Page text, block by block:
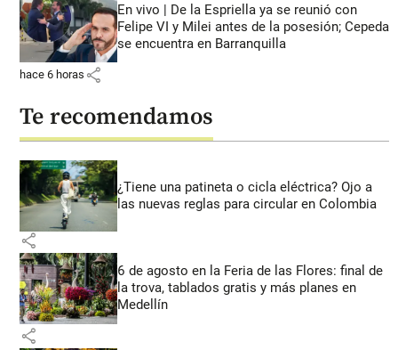
En vivo | De la Espriella ya se reunió con
Felipe VI y Milei antes de la posesión; Cepeda
se encuentra en Barranquilla
hace 6 horas share
Te recomendamos
¿Tiene una patineta o cicla eléctrica? Ojo a
las nuevas reglas para circular en Colombia
share
6 de agosto en la Feria de las Flores: final de
la trova, tablados gratis y más planes en
Medellín
share